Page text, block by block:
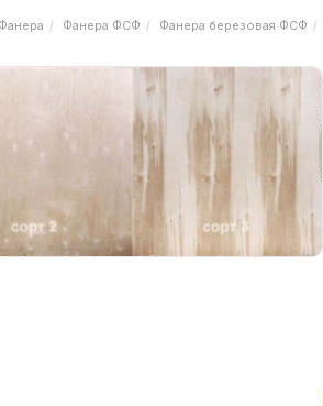
Фанера Фанера ФСФ Фанера березовая ФСФ